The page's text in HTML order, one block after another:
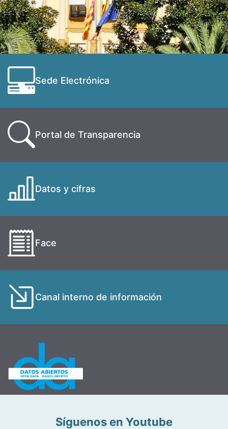
Sede Electrónica
Portal de Transparencia
Datos y cifras
Face
Canal interno de información
Síguenos en Youtube